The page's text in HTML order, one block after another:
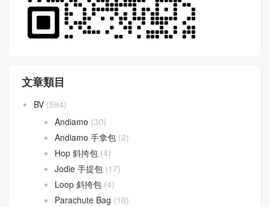
文章類目
BV (594)
Andiamo (30)
Andiamo 手拿包 (2)
Hop 斜挎包 (4)
Jodie 手提包 (17)
Loop 斜挎包 (4)
Parachute Bag (10)